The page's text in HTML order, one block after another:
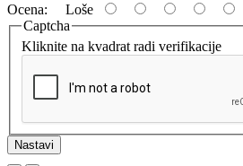
Ocena: Loše
Captcha
Kliknite na kvadrat radi verifikacije
Nastavi